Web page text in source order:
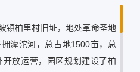
镇柏里村旧址，地处革命圣地
滹沱河，总占地1500亩，总
放运营，园区规划建设了柏